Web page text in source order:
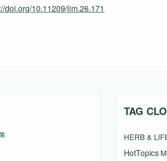
doi.org/10.11209/jim.26.171
TAG
HERB &
HotTopics